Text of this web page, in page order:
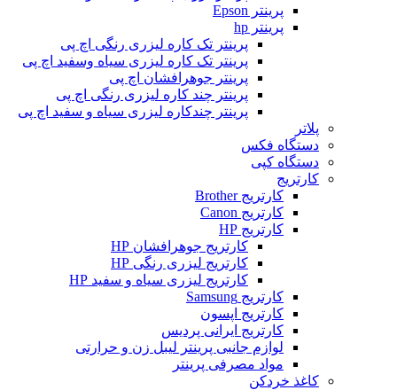
پرینتر Epson
پرینتر hp
پرینتر تک کاره لیزری رنگی اچ پی
پرینتر تک کاره لیزری سیاه وسفید اچ پی
پرینتر جوهرافشان اچ پی
پرینتر چند کاره لیزری رنگی اچ پی
پرینتر چندکاره لیزری سیاه و سفید اچ پی
پلاتر
دستگاه فکس
دستگاه کپی
کارتریج
کارتریج Brother
کارتریج Canon
کارتریج HP
کارتریج جوهرافشان HP
کارتریج لیزری رنگی HP
کارتریج لیزری سیاه و سفید HP
کارتریج Samsung
کارتریج اپسون
کارتریج ایرانی پردیس
لوازم جانبی پرینتر لیبل زن و حرارتی
مواد مصرفی پرینتر
کاغذ خردکن